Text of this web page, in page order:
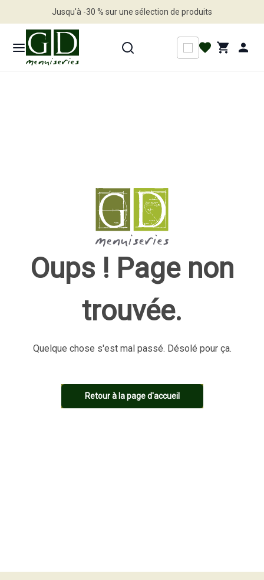
Jusqu'à -30 % sur une sélection de produits
Oups ! Page non
trouvée.
Quelque chose s'est mal passé. Désolé pour ça.
Retour à la page d'accueil